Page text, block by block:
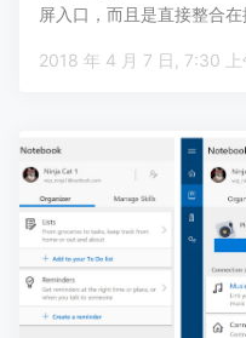
屏入口，而且是直接整合
2018 年 4 月 7 日,